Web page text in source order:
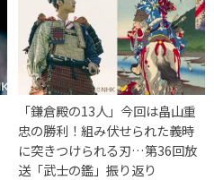
「鎌倉殿の13人」今回は畠山重
忠の勝利！組み伏せられた義時
に突きつけられる刃…第36回放
送「武士の鑑」振り返り